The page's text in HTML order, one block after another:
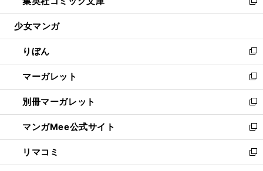
開
ウ
開
く
ィ
ン
ウ
で
開
く
い
ウ
ン
ド
ウ
で
開
く
新
し
ウ
ィ
ン
ド
ウ
で
開
く
少女マンガ
りぼん
新
し
い
ウ
ィ
ン
ド
ウ
で
開
マーガレット
新
し
い
ウ
ィ
ン
ド
ウ
別冊マーガレット
新
し
い
ウ
ィ
ン
マンガMee公式サイト
新
し
い
ウ
リマコミ
新
し